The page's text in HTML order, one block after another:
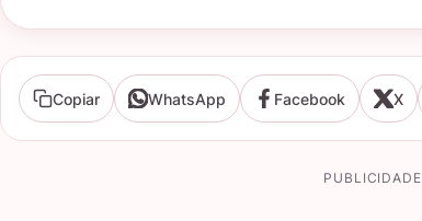
Copiar WhatsApp Facebook X
PUBLICIDADE